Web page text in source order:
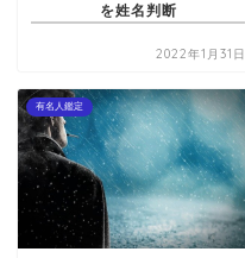
を姓名判断
2022年1月31日
有名人鑑定